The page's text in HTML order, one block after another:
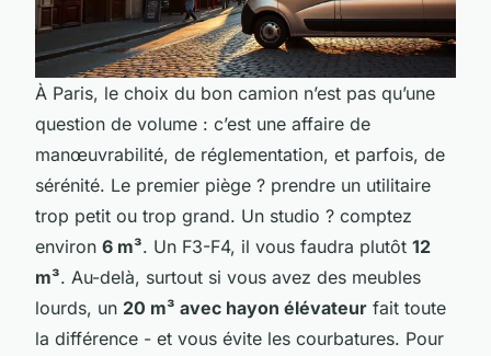
À Paris, le choix du bon camion n’est pas qu’une
question de volume : c’est une affaire de
manœuvrabilité, de réglementation, et parfois, de
sérénité. Le premier piège ? prendre un utilitaire
trop petit ou trop grand. Un studio ? comptez
environ 6 m³. Un F3-F4, il vous faudra plutôt 12
m³. Au-delà, surtout si vous avez des meubles
lourds, un 20 m³ avec hayon élévateur fait toute
la différence - et vous évite les courbatures. Pour